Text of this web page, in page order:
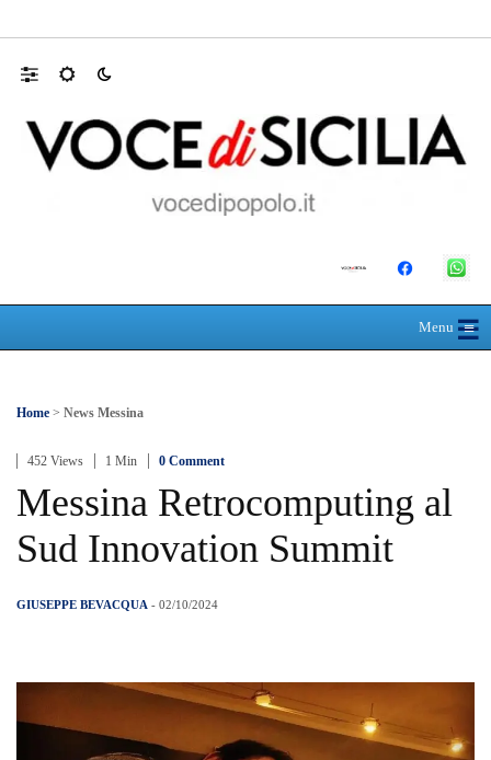
Menu≡
☰
Home > News Messina
452 Views 1 Min 0 Comment
Messina Retrocomputing al
Sud Innovation Summit
GIUSEPPE BEVACQUA - 02/10/2024